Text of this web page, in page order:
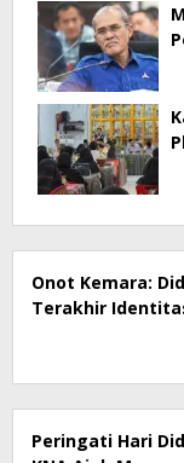
Onot Kemara:
Terakhir
Peringati Hari